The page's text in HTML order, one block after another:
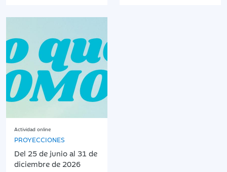
Actividad online
PROYECCIONES
Del 25 de junio al 31 de
diciembre de 2026